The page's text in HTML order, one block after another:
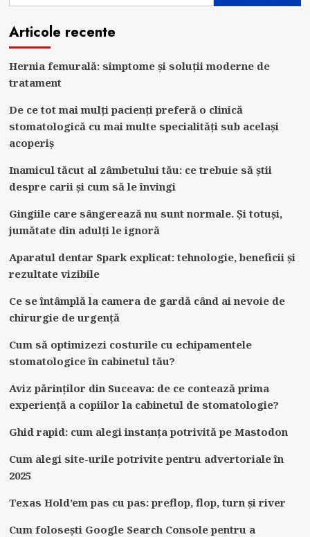
Articole recente
Hernia femurală: simptome și soluții moderne de
tratament
De ce tot mai mulți pacienți preferă o clinică
stomatologică cu mai multe specialități sub același
acoperiș
Inamicul tăcut al zâmbetului tău: ce trebuie să știi
despre carii și cum să le învingi
Gingiile care sângerează nu sunt normale. Și totuși,
jumătate din adulți le ignoră
Aparatul dentar Spark explicat: tehnologie, beneficii și
rezultate vizibile
Ce se întâmplă la camera de gardă când ai nevoie de
chirurgie de urgență
Cum să optimizezi costurile cu echipamentele
stomatologice în cabinetul tău?
Aviz părinților din Suceava: de ce contează prima
experiență a copiilor la cabinetul de stomatologie?
Ghid rapid: cum alegi instanța potrivită pe Mastodon
Cum alegi site-urile potrivite pentru advertoriale în
2025
Texas Hold’em pas cu pas: preflop, flop, turn și river
Cum folosești Google Search Console pentru a